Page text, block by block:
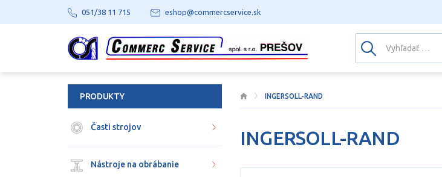
INGERSOLL-RAND
INGERSOLL-RAND
PRODUKTY
Časti strojov
Nástroje na obrábanie
051/38 11 715 eshop@commercservice.sk